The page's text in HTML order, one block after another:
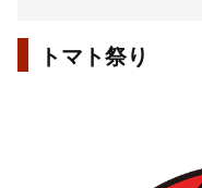
トマト祭り